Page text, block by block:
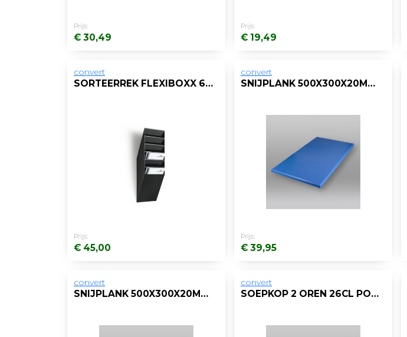
Prijs:
€ 30,49
Prijs:
€ 19,49
convert
SORTEERREK FLEXIBOXX 6 VAKKEN A4 ZWART
Prijs:
€ 45,00
convert
SNIJPLANK 500X300X20MM ZONDER GEUL BLAUW
Prijs:
€ 39,95
convert
SNIJPLANK 500X300X20MM ZONDER GEUL ROOD
convert
SOEPKOP 2 OREN 26CL PORSELEIN WIT/DS24